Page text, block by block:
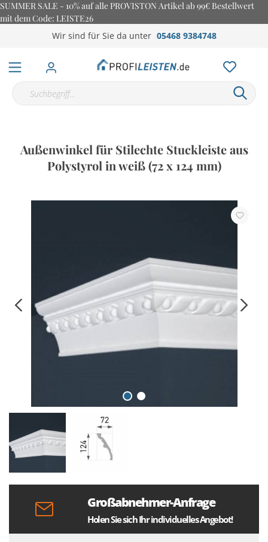
SUMMER SALE - 10% auf alle PROVISTON Artikel ab 99€ Bestellwert
mit dem Code: LEISTE26
Wir sind für Sie da unter 05468 9384748
Außenwinkel für Stilechte Stuckleiste aus
Polystyrol in weiß (72 x 124 mm)
Großabnehmer-Anfrage
Holen Sie sich Ihr individuelles Angebot!